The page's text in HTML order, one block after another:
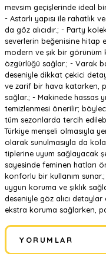
mevsim geçişlerinde ideal
- Astarlı yapısı ile rahatlık
da göz alıcıdır.; - Party
severlerin beğenisine hitap
modern ve şık bir görünüm
özgürlüğü sağlar.; - Varak
deseniyle dikkat çekici
ve zarif bir hava katarken,
sağlar.; - Makinede hassas
temizlenmesi önerilir;
tüm sezonlarda tercih
Türkiye menşeli olmasıyla
olarak sunulmasıyla da
tiplerine uyum sağlayacak
sayesinde feminen hatları
konforlu bir kullanım
uygun koruma ve şıklık
deseniyle göz alıcı
ekstra koruma sağlarken,
YORUMLAR